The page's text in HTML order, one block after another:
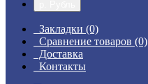
Закладки (0)
Сравнение товаров (0)
Доставка
Контакты